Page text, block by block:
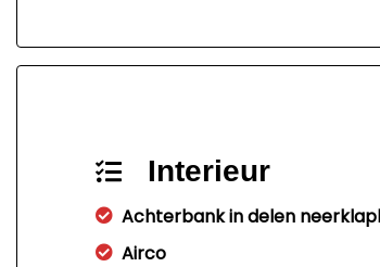
Interieur
Achterbank in delen
Airco